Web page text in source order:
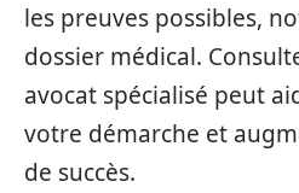
les preuves possibles,
dossier médical.
avocat spécialisé peut
votre démarche et
de succès.